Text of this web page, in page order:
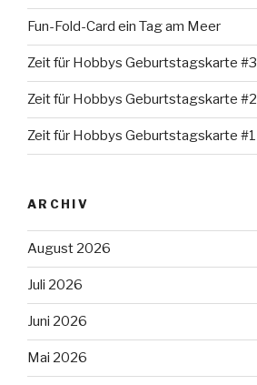
Fun-Fold-Card ein Tag am Meer
Zeit für Hobbys Geburtstagskarte #3
Zeit für Hobbys Geburtstagskarte #2
Zeit für Hobbys Geburtstagskarte #1
ARCHIV
August 2026
Juli 2026
Juni 2026
Mai 2026